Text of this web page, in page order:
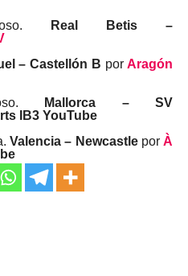
Real Betis –
– Castellón B porAragón
Mallorca – SV
IB3 YouTube
Valencia – Newcastle porÀ